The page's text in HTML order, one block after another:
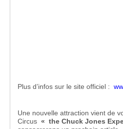
Plus d’infos sur le site officiel :
Une nouvelle attraction vient de
Circus « the Chuck Jones